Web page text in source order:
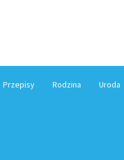
Przepisy Rodzina Uroda